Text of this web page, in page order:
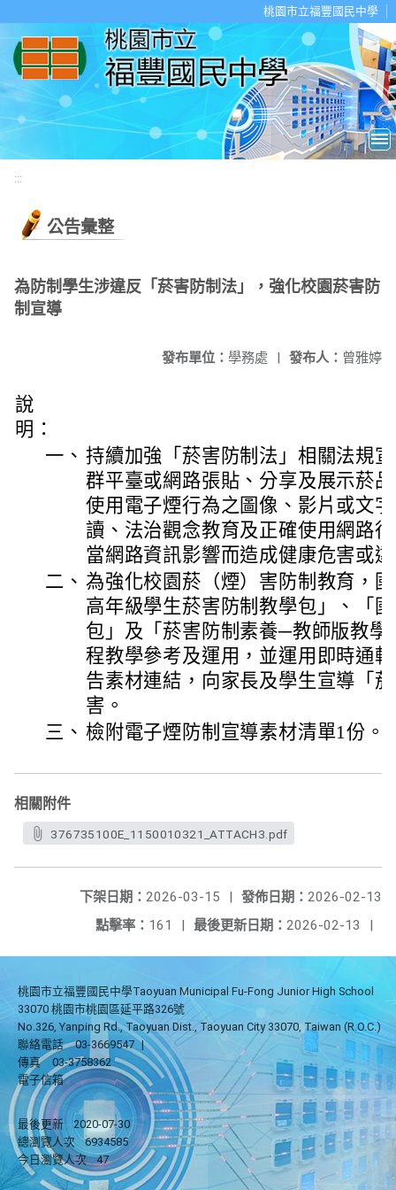
桃園市立福豐國民中學
:::
公告彙整
為防制學生涉違反「菸害防制法」，強化校園菸害防
制宣導
發布人： 曾雅婷
發布單位： 學務處 |
說
明：
一、 持續加強「菸害防制法」相關法規
群平臺或網路張貼、分享及展示菸
使用電子煙行為之圖像、影片或文
讀、法治觀念教育及正確使用網路
當網路資訊影響而造成健康危害或
二、 為強化校園菸（煙）害防制教育，
高年級學生菸害防制教學包」、「
包」 及「菸害防制素養─教師版教學
程教學參考及運用， 並運用即時通
告素材連結， 向家長及學生宣導「
害。
三、 檢附電子煙防制宣導素材清單1份。
相關附件
376735100E_1150010321_ATTACH3.pdf
發佈日期： 2026-02-13
下架日期： 2026-03-15
|
最後更新日期： 2026-02-13 |
點擊率： 161 |
桃園市立福豐國民中學Taoyuan Municipal Fu-Fong Junior High School
33070 桃園市桃園區延平路326號
No.326, Yanping Rd., Taoyuan Dist., Taoyuan City 33070, Taiwan (R.O.C.)
聯絡電話
03-3669547 |
傳真
03-3758362
電子信箱
最後更新
2020-07-30
總瀏覽人次
6934585
今日瀏覽人次
47